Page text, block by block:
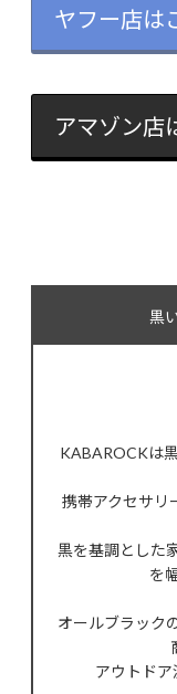
ヤフー店
アマゾン
黒
KABAROCKは
携帯アクセサリ
黒を基調とした
を
オールブラック
アウトドア